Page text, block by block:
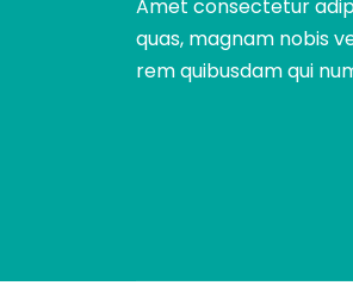
Amet consectetur
quas, magnam nobis
rem quibusdam qui